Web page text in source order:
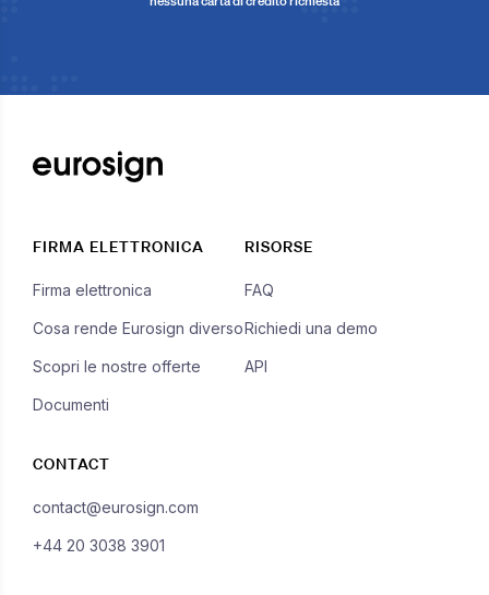
FIRMA ELETTRONICA
Firma elettronica
Cosa rende Eurosign diverso
Scopri le nostre offerte
Documenti
RISORSE
FAQ
Richiedi una demo
API
CONTACT
contact@eurosign.com
+44 20 3038 3901